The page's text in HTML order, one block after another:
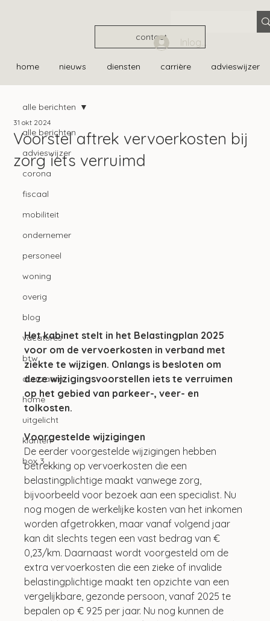
contact
home nieuws diensten carrière advieswijzer
Inloggen
alle berichten
advieswijzer
corona
fiscaal
mobiliteit
ondernemer
personeel
woning
overig
blog
vacatures
btw
duurzaam
home
uitgelicht
klanten
box 3
alle berichten
Voorstel aftrek vervoerkosten bij
zorg iets verruimd
31 okt 2024
Het kabinet stelt in het Belastingplan 2025
voor om de vervoerkosten in verband met
ziekte te wijzigen. Onlangs is besloten om
deze wijzigingsvoorstellen iets te verruimen
op het gebied van parkeer-, veer- en
tolkosten.
Voorgestelde wijzigingen
De eerder voorgestelde wijzigingen hebben
betrekking op vervoerkosten die een
belastingplichtige maakt vanwege zorg,
bijvoorbeeld voor bezoek aan een specialist. Nu
nog mogen de werkelijke kosten van het inkomen
worden afgetrokken, maar vanaf volgend jaar
kan dit slechts tegen een vast bedrag van €
0,23/km. Daarnaast wordt voorgesteld om de
extra vervoerkosten die een zieke of invalide
belastingplichtige maakt ten opzichte van een
vergelijkbare, gezonde persoon, vanaf 2025 te
bepalen op € 925 per jaar. Nu nog kunnen de